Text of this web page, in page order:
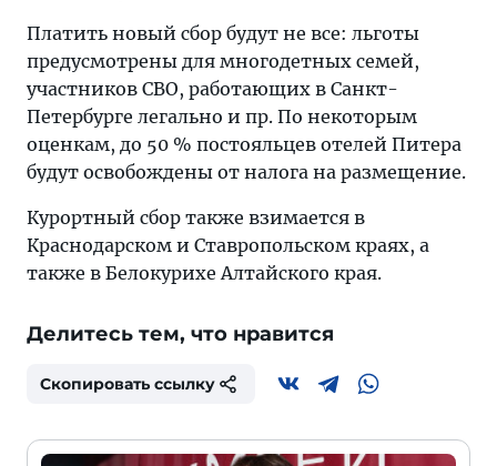
Платить новый сбор будут не все: льготы
предусмотрены для многодетных семей,
участников СВО, работающих в Санкт-
Петербурге легально и пр. По некоторым
оценкам, до 50 % постояльцев отелей Питера
будут освобождены от налога на размещение.
Курортный сбор также взимается в
Краснодарском и Ставропольском краях, а
также в Белокурихе Алтайского края.
Делитесь тем, что нравится
Скопировать ссылку